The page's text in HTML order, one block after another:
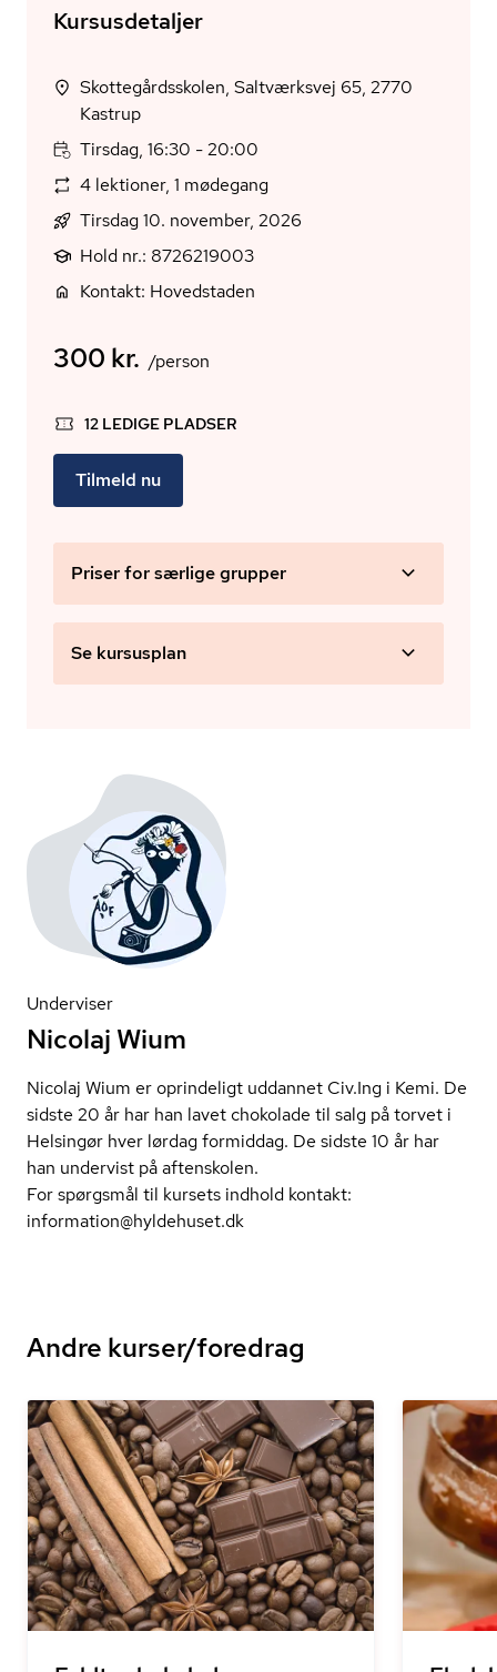
Kursusdetaljer
Skottegårdsskolen, Saltværksvej 65, 2770
Kastrup
Tirsdag, 16:30 - 20:00
4 lektioner, 1 mødegang
Tirsdag 10. november, 2026
Hold nr.: 8726219003
Kontakt: Hovedstaden
300 kr. /person
12 LEDIGE PLADSER
Tilmeld nu
Priser for særlige grupper
Se kursusplan
Underviser
Nicolaj Wium
Nicolaj Wium er oprindeligt uddannet Civ.Ing i Kemi. De
sidste 20 år har han lavet chokolade til salg på torvet i
Helsingør hver lørdag formiddag. De sidste 10 år har
han undervist på aftenskolen.
For spørgsmål til kursets indhold kontakt:
information@hyldehuset.dk
Andre kurser/foredrag